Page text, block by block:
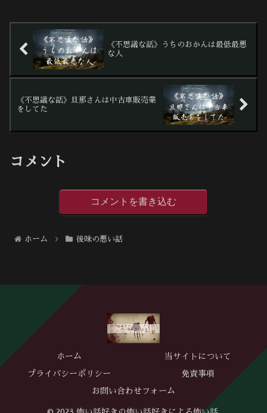
《不思議な話》うちのおかんは最低最悪
な人
《不思議な話》旦那さんは中古車販売業
をしてた
コメント
コメントを書き込む
ホーム 後味の悪い話
ホーム 当サイトについて
プライバシーポリシー 免責事項
お問い合わせフォーム